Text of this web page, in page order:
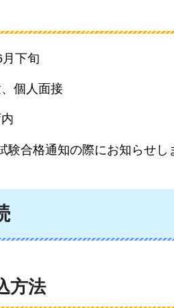
下旬
個人面接
験合格通知の際にお知らせし
方法